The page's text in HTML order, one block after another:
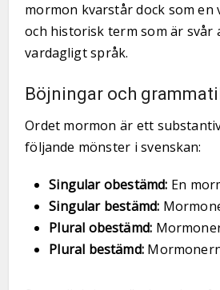
mormon kvarstår dock som en
och historisk term som är svår
vardagligt språk.
Böjningar och
Ordet mormon är ett
följande mönster i svenskan:
Singular obestämd: En
Singular bestämd:
Plural obestämd:
Plural bestämd: